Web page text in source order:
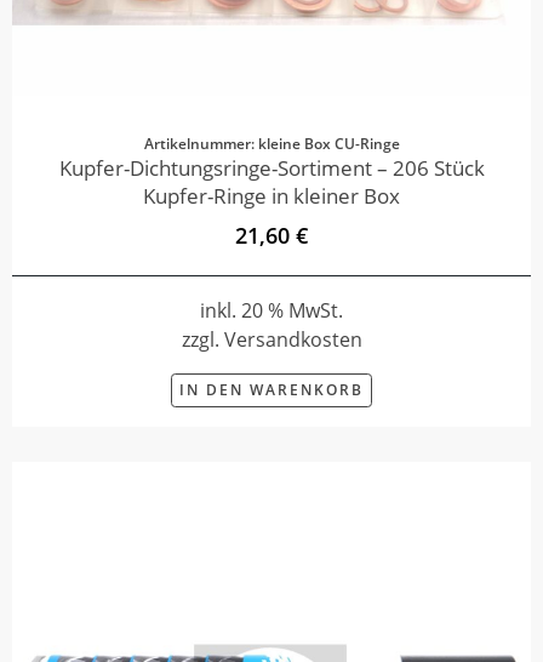
Artikelnummer: kleine Box CU-Ringe
Kupfer-Dichtungsringe-Sortiment – 206 Stück
Kupfer-Ringe in kleiner Box
21,60 €
inkl. 20 % MwSt.
zzgl. Versandkosten
IN DEN WARENKORB